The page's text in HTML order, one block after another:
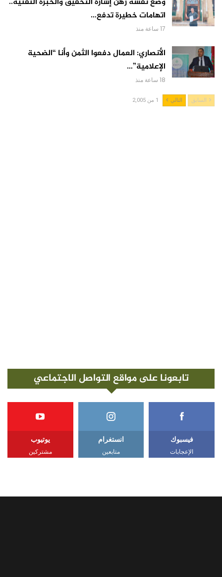
اتهامات خطيرة تدفع…
17 ساعة منذ
الأنصاري: العمال دفعوا الثمن وأنا “الضحية
الإعلامية”…
18 ساعة منذ
السابق التالي 1 من 2,005
تابعونا على مواقع التواصل الاجتماعي
فيسبوك
الإعجابات
انستغرام
متابعين
يوتيوب
مشتركين